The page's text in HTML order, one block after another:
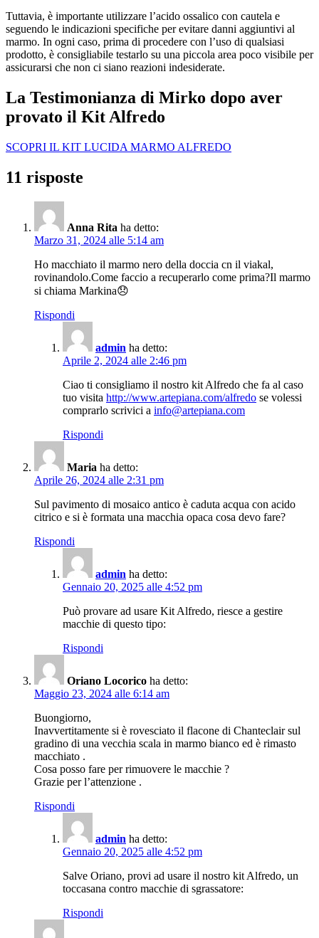
Tuttavia, è importante utilizzare l’acido ossalico con cautela e
seguendo le indicazioni specifiche per evitare danni aggiuntivi al
marmo. In ogni caso, prima di procedere con l’uso di qualsiasi
prodotto, è consigliabile testarlo su una piccola area poco visibile per
assicurarsi che non ci siano reazioni indesiderate.
La Testimonianza di Mirko dopo aver
provato il Kit Alfredo
SCOPRI IL KIT LUCIDA MARMO ALFREDO
11 risposte
Anna Rita ha detto:
Marzo 31, 2024 alle 5:14 am
Ho macchiato il marmo nero della doccia cn il viakal,
rovinandolo.Come faccio a recuperarlo come prima?Il marmo
si chiama Markina😞
Rispondi
admin ha detto:
Aprile 2, 2024 alle 2:46 pm
Ciao ti consigliamo il nostro kit Alfredo che fa al caso
tuo visita http://www.artepiana.com/alfredo se volessi
comprarlo scrivici a info@artepiana.com
Rispondi
Maria ha detto:
Aprile 26, 2024 alle 2:31 pm
Sul pavimento di mosaico antico è caduta acqua con acido
citrico e si è formata una macchia opaca cosa devo fare?
Rispondi
admin ha detto:
Gennaio 20, 2025 alle 4:52 pm
Può provare ad usare Kit Alfredo, riesce a gestire
macchie di questo tipo:
Rispondi
Oriano Locorico ha detto:
Maggio 23, 2024 alle 6:14 am
Buongiorno,
Inavvertitamente si è rovesciato il flacone di Chanteclair sul
gradino di una vecchia scala in marmo bianco ed è rimasto
macchiato .
Cosa posso fare per rimuovere le macchie ?
Grazie per l’attenzione .
Rispondi
admin ha detto:
Gennaio 20, 2025 alle 4:52 pm
Salve Oriano, provi ad usare il nostro kit Alfredo, un
toccasana contro macchie di sgrassatore:
Rispondi